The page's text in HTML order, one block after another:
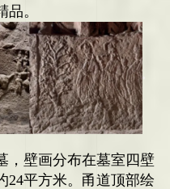
。
，壁画分布在墓室四壁
24平方米。甬道顶部绘